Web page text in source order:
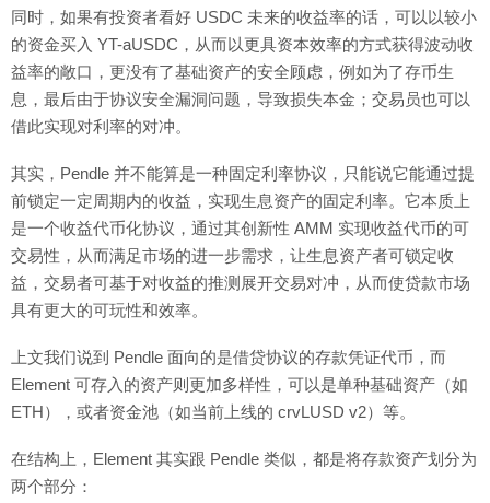
同时，如果有投资者看好 USDC 未来的收益率的话，可以以较小
的资金买入 YT-aUSDC，从而以更具资本效率的方式获得波动收
益率的敞口，更没有了基础资产的安全顾虑，例如为了存币生
息，最后由于协议安全漏洞问题，导致损失本金；交易员也可以
借此实现对利率的对冲。
其实，Pendle 并不能算是一种固定利率协议，只能说它能通过提
前锁定一定周期内的收益，实现生息资产的固定利率。它本质上
是一个收益代币化协议，通过其创新性 AMM 实现收益代币的可
交易性，从而满足市场的进一步需求，让生息资产者可锁定收
益，交易者可基于对收益的推测展开交易对冲，从而使贷款市场
具有更大的可玩性和效率。
上文我们说到 Pendle 面向的是借贷协议的存款凭证代币，而
Element 可存入的资产则更加多样性，可以是单种基础资产（如
ETH），或者资金池（如当前上线的 crvLUSD v2）等。
在结构上，Element 其实跟 Pendle 类似，都是将存款资产划分为
两个部分：